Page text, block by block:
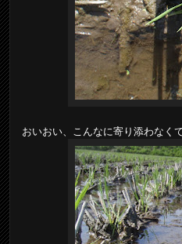
おいおい、こんなに寄り添わなく